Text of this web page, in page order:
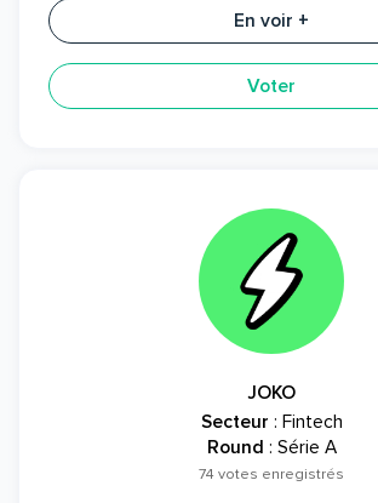
En voir +
Voter
JOKO
Secteur : Fintech
Round : Série A
74 votes enregistrés